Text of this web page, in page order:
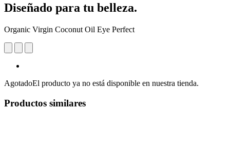
Diseñado para tu belleza.
Organic Virgin Coconut Oil Eye Perfect
AgotadoEl producto ya no está disponible en nuestra tienda.
Productos similares